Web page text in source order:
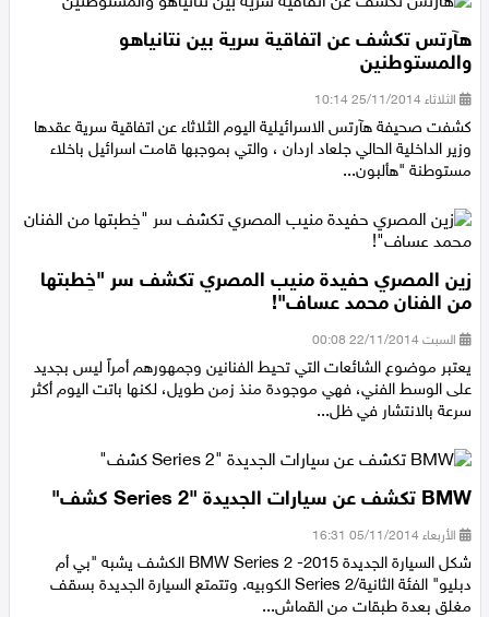
هآرتس تكشف عن اتفاقية سرية بين نتانياهو
والمستوطنين
الثلاثاء 25/11/2014 10:14
كشفت صحيفة هآرتس الاسرائيلية اليوم الثلاثاء عن اتفاقية سرية عقدها
وزير الداخلية الحالي جلعاد اردان ، والتي بموجبها قامت اسرائيل باخلاء
زين المصري حفيدة منيب المصري تكشف سر "خِطبتها
من الفنان محمد عساف"!
السبت 22/11/2014 00:08
يعتبر موضوع الشائعات التي تحيط الفنانين وجمهورهم أمراً ليس بجديد
على الوسط الفني، فهي موجودة منذ زمن طويل، لكنها باتت اليوم أكثر
BMW تكشف عن سيارات الجديدة "Series 2 كشف"
الأربعاء 05/11/2014 16:31
شكل السيارة الجديدة BMW Series 2 -2015 الكشف يشبه "بي أم
دبليو" الفئة الثانية/Series 2 الكوبيه. وتتمتع السيارة الجديدة بسقف